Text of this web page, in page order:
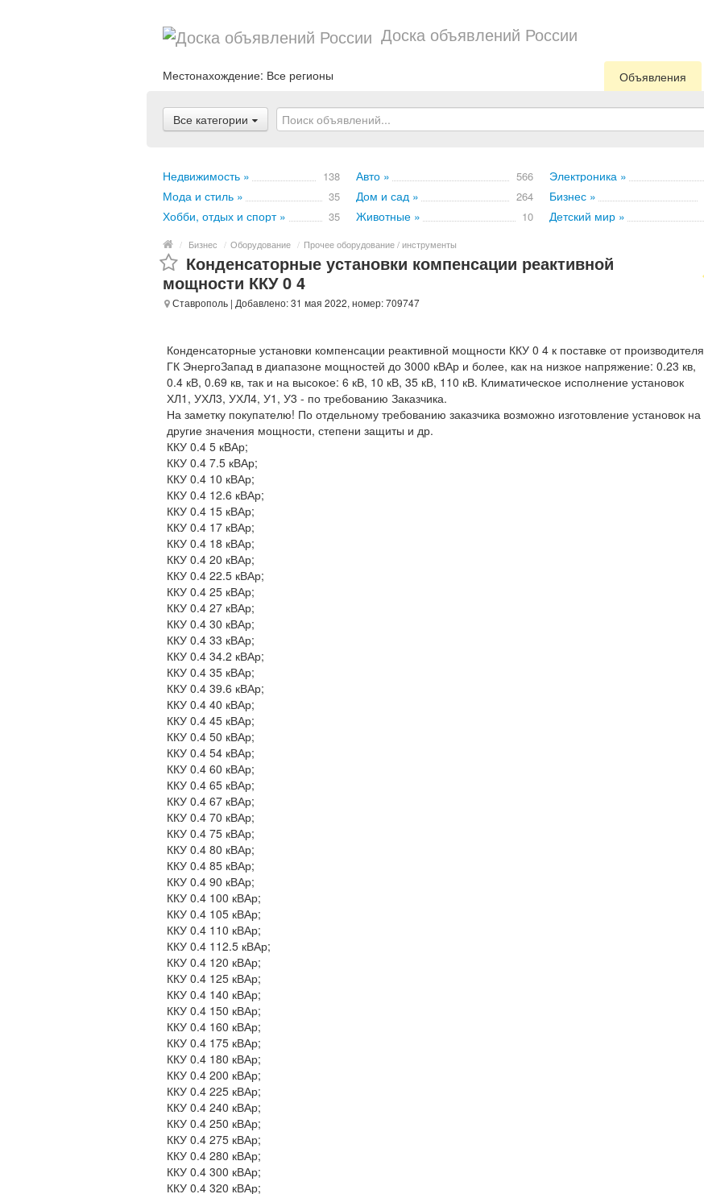
Доска объявлений России
Местонахождение: Все регионы Объявления
Все категории
Недвижимость » 138 Авто » 566 Электроника »
Мода и стиль » 35 Дом и сад » 264 Бизнес »
Хобби, отдых и спорт » 35 Животные » 10 Детский мир »
/ Бизнес / Оборудование / Прочее оборудование / инструменты
Конденсаторные установки компенсации реактивной
мощности ККУ 0 4
Ставрополь | Добавлено: 31 мая 2022, номер: 709747
Конденсаторные установки компенсации реактивной мощности ККУ 0 4 к поставке от производителя
ГК ЭнергоЗапад в диапазоне мощностей до 3000 кВАр и более, как на низкое напряжение: 0.23 кв,
0.4 кВ, 0.69 кв, так и на высокое: 6 кВ, 10 кВ, 35 кВ, 110 кВ. Климатическое исполнение установок
ХЛ1, УХЛ3, УХЛ4, У1, У3 - по требованию Заказчика.
На заметку покупателю! По отдельному требованию заказчика возможно изготовление установок на
другие значения мощности, степени защиты и др.
ККУ 0.4 5 кВАр;
ККУ 0.4 7.5 кВАр;
ККУ 0.4 10 кВАр;
ККУ 0.4 12.6 кВАр;
ККУ 0.4 15 кВАр;
ККУ 0.4 17 кВАр;
ККУ 0.4 18 кВАр;
ККУ 0.4 20 кВАр;
ККУ 0.4 22.5 кВАр;
ККУ 0.4 25 кВАр;
ККУ 0.4 27 кВАр;
ККУ 0.4 30 кВАр;
ККУ 0.4 33 кВАр;
ККУ 0.4 34.2 кВАр;
ККУ 0.4 35 кВАр;
ККУ 0.4 39.6 кВАр;
ККУ 0.4 40 кВАр;
ККУ 0.4 45 кВАр;
ККУ 0.4 50 кВАр;
ККУ 0.4 54 кВАр;
ККУ 0.4 60 кВАр;
ККУ 0.4 65 кВАр;
ККУ 0.4 67 кВАр;
ККУ 0.4 70 кВАр;
ККУ 0.4 75 кВАр;
ККУ 0.4 80 кВАр;
ККУ 0.4 85 кВАр;
ККУ 0.4 90 кВАр;
ККУ 0.4 100 кВАр;
ККУ 0.4 105 кВАр;
ККУ 0.4 110 кВАр;
ККУ 0.4 112.5 кВАр;
ККУ 0.4 120 кВАр;
ККУ 0.4 125 кВАр;
ККУ 0.4 140 кВАр;
ККУ 0.4 150 кВАр;
ККУ 0.4 160 кВАр;
ККУ 0.4 175 кВАр;
ККУ 0.4 180 кВАр;
ККУ 0.4 200 кВАр;
ККУ 0.4 225 кВАр;
ККУ 0.4 240 кВАр;
ККУ 0.4 250 кВАр;
ККУ 0.4 275 кВАр;
ККУ 0.4 280 кВАр;
ККУ 0.4 300 кВАр;
ККУ 0.4 320 кВАр;